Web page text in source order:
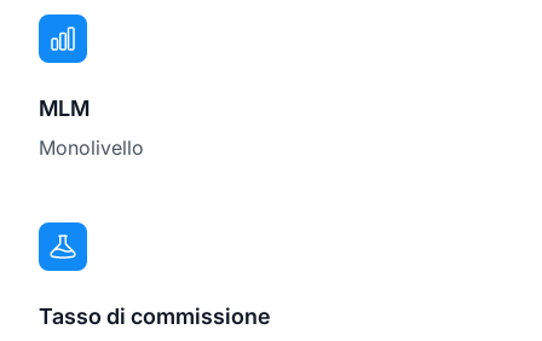
MLM
Monolivello
Tasso di commissione